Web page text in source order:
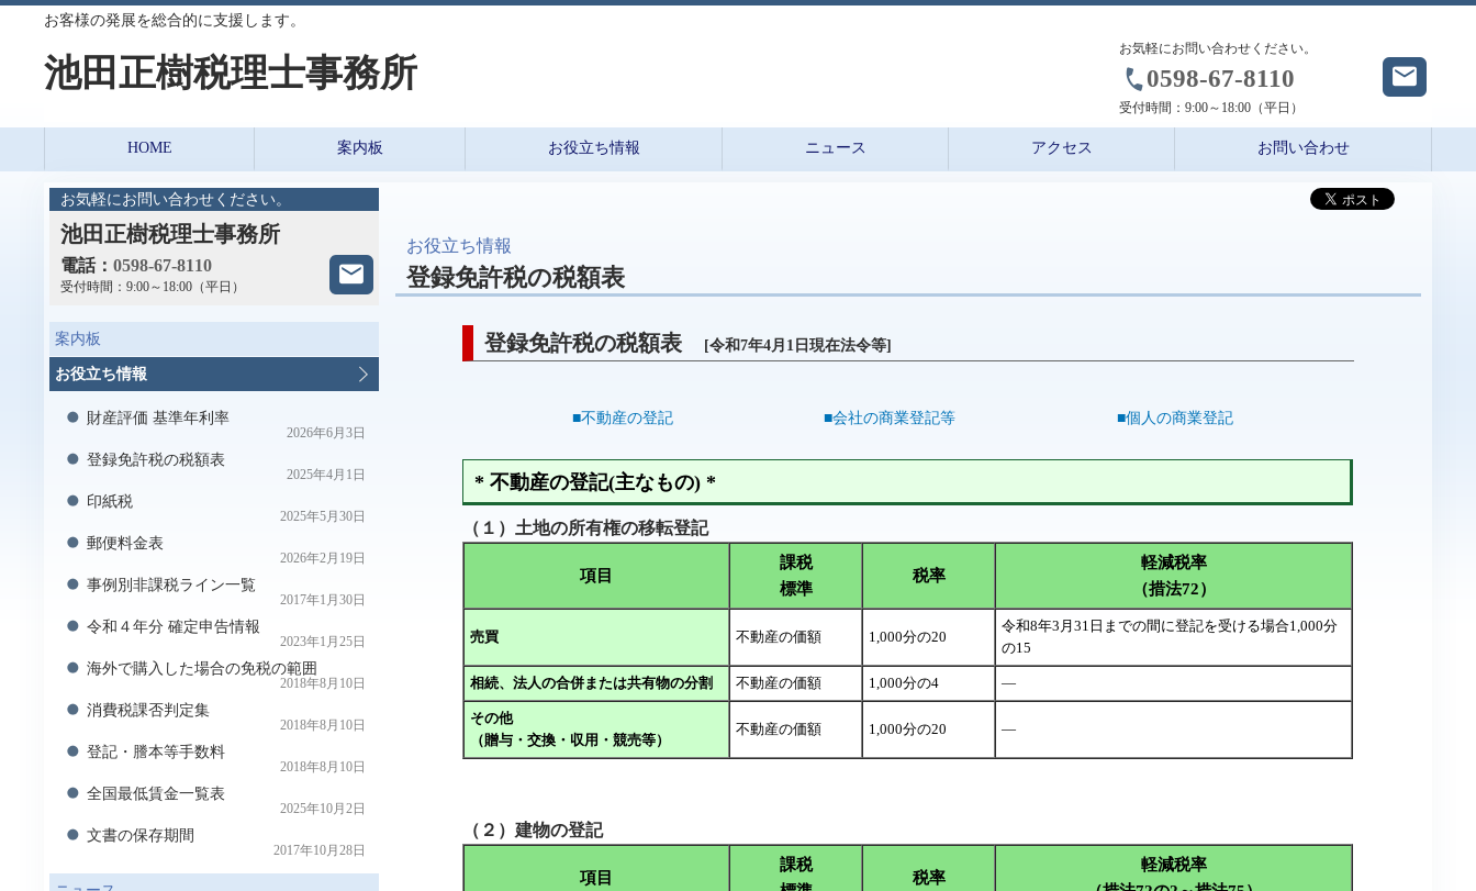
お客様の発展を総合的に支援します。
池田正樹税理士事務所
お気軽にお問い合わせください。
0598-67-8110
受付時間： 9:00～18:00（平日）
HOME 案内板 お役立ち情報 ニュース アクセス お問い合わせ
お役立ち情報
登録免許税の税額表
登録免許税の税額表 [令和7年4月1日現在法令等]
■不動産の登記 ■会社の商業登記等 ■個人の商業登記
* 不動産の登記(主なもの) *
（１）土地の所有権の移転登記
項目
課税
標準
税率
軽減税率
（措法72）
売買 不動産の価額 1,000分の20
令和8年3月31日までの間に登記を受ける場合1,000分
の15
相続、法人の合併または共有物の分割 不動産の価額 1,000分の4 ―
その他
（贈与・交換・収用・競売等）
不動産の価額 1,000分の20 ―
（２）建物の登記
項目
課税
税率
軽減税率
お気軽にお問い合わせください。
池田正樹税理士事務所
電話： 0598-67-8110
受付時間： 9:00～18:00（平日）
案内板
お役立ち情報
財産評価 基準年利率
2026年6月3日
登録免許税の税額表
2025年4月1日
印紙税
2025年5月30日
郵便料金表
2026年2月19日
事例別非課税ライン一覧
2017年1月30日
令和４年分 確定申告情報
2023年1月25日
海外で購入した場合の免税の範囲
2018年8月10日
消費税課否判定集
2018年8月10日
登記・謄本等手数料
2018年8月10日
全国最低賃金一覧表
2025年10月2日
文書の保存期間
2017年10月28日